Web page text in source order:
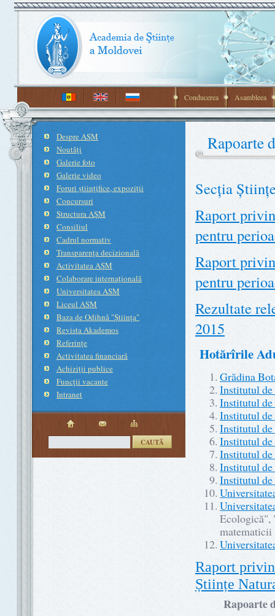
Conducerea Asambleea
Despre AŞM
Noutăţi
Galerie foto
Galerie video
Foruri ştiinţifice, expoziţii
Concursuri
Structura AŞM
Consiliul
Cadrul normativ
Transparenţa decizională
Activitatea AŞM
Colaborare internaţională
Universitatea ASM
Liceul ASM
Baza de Odihnă "Ştiinţa"
Revista Akademos
Referinţe
Activitatea financiară
Achiziţii publice
Funcţii vacante
Intranet
CAUTĂ
Rapoarte
Secția
Raport
pentru
Raport
pentru
Rezultate
2015
Hotărîrile
Grădina
Institutul
Institutul
Institutul
Institutul
Institutul de
Institutul
Institutul
Institutul
Ecologică",
Raport
Științe
Rapoarte